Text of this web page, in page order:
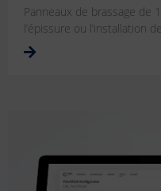
Panneaux de brassage de
l’épissure ou l’installation